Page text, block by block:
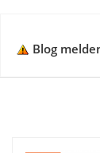
Blog